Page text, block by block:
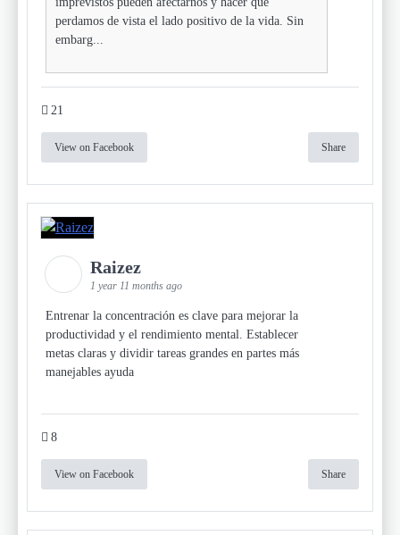
perdamos de vista el lado positivo de la vida. Sin
embarg...
21
View on Facebook Share
Raizez
1 year 11 months ago
Entrenar la concentración es clave para mejorar la
productividad y el rendimiento mental. Establecer
metas claras y dividir tareas grandes en partes más
manejables ayuda
8
View on Facebook Share